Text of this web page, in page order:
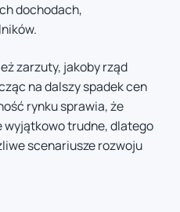
dochodach,
zarzuty, jakoby rząd
na dalszy spadek cen
rynku sprawia, że
wyjątkowo trudne, dlatego
scenariusze rozwoju